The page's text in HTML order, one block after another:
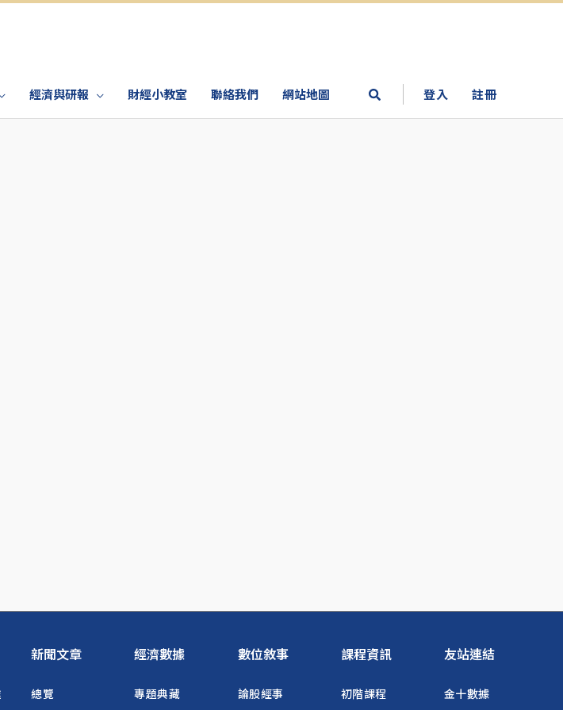
經濟與研報 財經小教室 聯絡我們 網站地圖 登入 註冊
新聞文章
總覽
經濟數據
專題典藏
數位敘事
論股經事
課程資訊
初階課程
友站連結
金十數據